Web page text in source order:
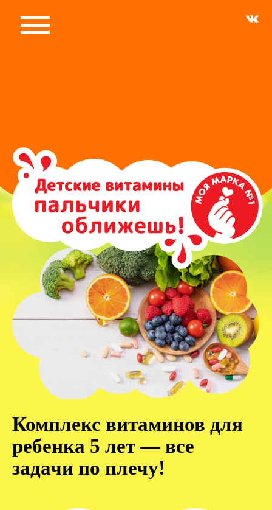
Комплекс витаминов для
ребенка 5 лет — все
задачи по плечу!